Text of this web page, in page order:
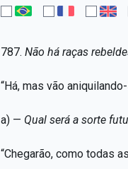
787. Não há raças
“Há, mas vão
a) — Qual será a sorte
“Chegarão, como todas